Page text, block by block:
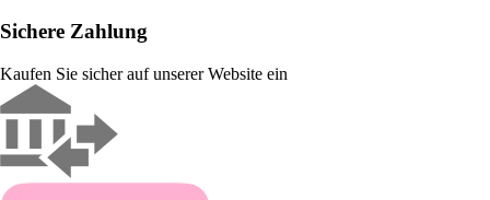
Sichere Zahlung
Kaufen Sie sicher auf unserer Website ein